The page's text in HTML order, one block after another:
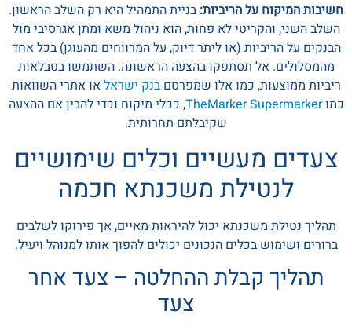
חשיבות המיקוח על הריביות: בניית התמהיל היא רק השלב הראשון.
השלב השני, והקריטי לא פחות, הוא ניהול משא ומתן אגרסיבי מול
הבנקים על הריביות (או ליתר דיוק, על המרווחים מהעוגן) בכל אחד
מהמסלולים. אל תסתפקו בהצעה הראשונה. השתמשו בטבלאות
ריביות ממוצעות, כמו אלו שמפרסםבנק ישראלאו אתרי השוואות
כמוTheMarker Supermarker, ככלי מיקוח וכדי להבין אם ההצעה
שקיבלתם תחרותית.
צעדים מעשיים וכלים שימושיים
לנטילת משכנתא חכמה
תהליך נטילת משכנתא יכול להיראות מאיים, אך פירוקו לשלבים
ברורים ושימוש בכלים הנכונים יכולים להפוך אותו למנוהל ויעיל.
תהליך קבלת ההחלטה – צעד אחר
צעד